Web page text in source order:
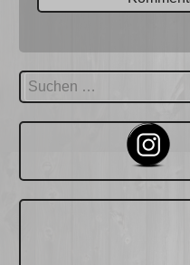
Suchen
nach: